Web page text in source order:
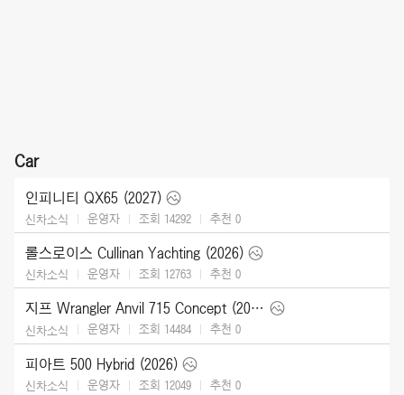
Car
인피니티 QX65 (2027)
신차소식 운영자 조회 14292 추천 0
롤스로이스 Cullinan Yachting (2026)
신차소식 운영자 조회 12763 추천 0
지프 Wrangler Anvil 715 Concept (2026)
신차소식 운영자 조회 14484 추천 0
피아트 500 Hybrid (2026)
신차소식 운영자 조회 12049 추천 0